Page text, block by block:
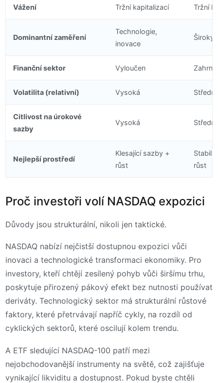
Vážení Tržní kapitalizací Tržní
Dominantní zaměření
Technologie,
inovace
Široký
Finanční sektor Vyloučen
Volatilita (relativní) Vysoká Střední
Citlivost na úrokové
sazby
Vysoká Střední
Nejlepší prostředí
Klesající sazby +
růst
růst
Proč investoři volí NASDAQ expozici
Důvody jsou strukturální, nikoli jen taktické.
NASDAQ nabízí nejčistší dostupnou expozici vůči
inovaci a technologické transformaci ekonomiky. Pro
investory, kteří chtějí zesílený pohyb vůči širšímu trhu,
poskytuje přirozený pákový efekt bez nutnosti používat
deriváty. Technologický sektor má strukturální růstové
faktory, které přetrvávají napříč cykly, na rozdíl od
cyklických sektorů, které oscilují kolem trendu.
A ETF sledující NASDAQ-100 patří mezi
nejobchodovanější instrumenty na světě, což zajišťuje
vynikající likviditu a dostupnost. Pokud byste chtěli